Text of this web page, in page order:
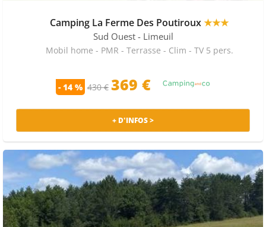
Camping La Ferme Des Poutiroux★★★
Sud Ouest - Limeuil
Mobil home - PMR - Terrasse - Clim - TV 5 pers.
- 14 % 430 € 369 €
+ D'INFOS >